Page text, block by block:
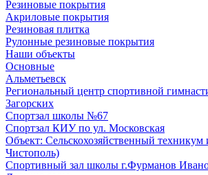
Резиновые покрытия
Акриловые покрытия
Резиновая плитка
Рулонные резиновые покрытия
Наши объекты
Основные
Альметьевск
Региональный центр спортивной
Загорских
Спортзал школы №67
Спортзал КИУ по ул. Московская
Объект: Сельскохозяйственный
Чистополь)
Спортивный зал школы г.Фурманов